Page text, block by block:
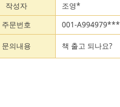
작성자
조영*
주문번호
001-A994979***
문의내용 책 출고 되나요?